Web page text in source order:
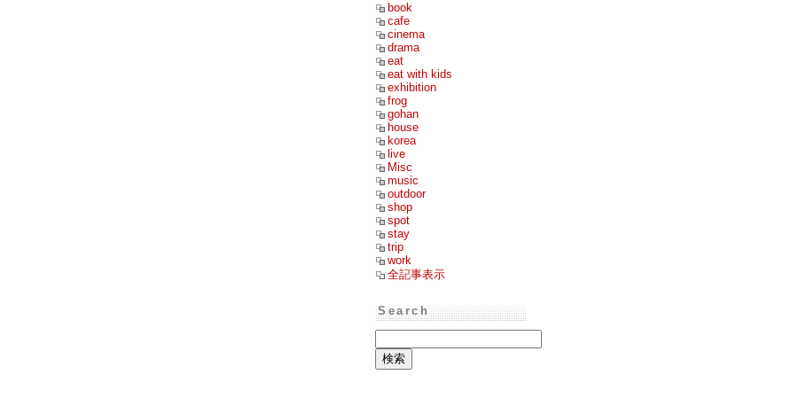
book
cafe
cinema
drama
eat
eat with kids
exhibition
frog
gohan
house
korea
live
Misc
music
outdoor
shop
spot
stay
trip
work
全記事表示
Search